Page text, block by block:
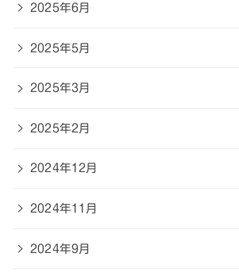
2025年6月
2025年5月
2025年3月
2025年2月
2024年12月
2024年11月
2024年9月